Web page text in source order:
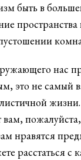
быть в
нас
это не самый
жизни.
нравятся
расстаться с